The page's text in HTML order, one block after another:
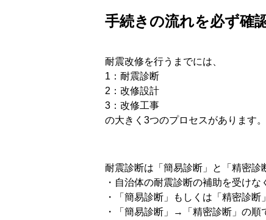
手続きの流れを必ず確
耐震改修を行うまでには、
1：耐震診断
2：改修設計
3：改修工事
の大きく3つのプロセスがあります。
耐震診断は「簡易診断」と「精密診
・自治体の耐震診断の補助を受け
・「簡易診断」もしくは「精密診
・「簡易診断」→「精密診断」の